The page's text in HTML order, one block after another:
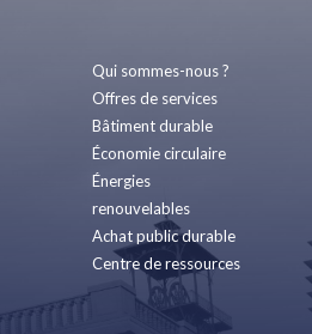
Qui sommes-nous ?
Offres de services
Bâtiment durable
Économie circulaire
Énergies
renouvelables
Achat public durable
Centre de ressources